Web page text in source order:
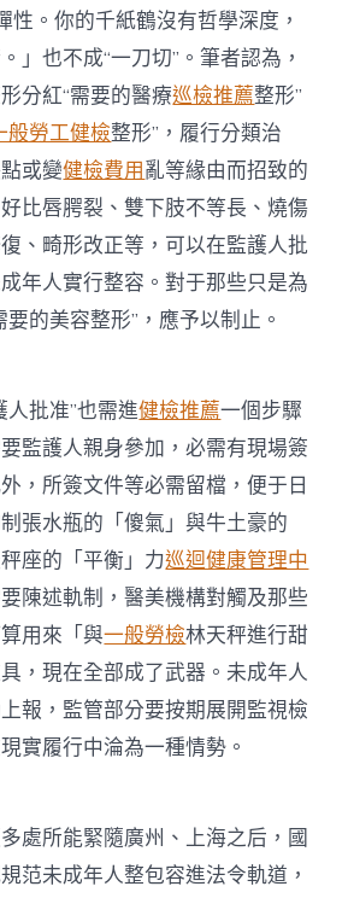
性。你的千紙鶴沒有哲學深度，
」也不成“一刀切”。筆者認為，
分紅“需要的醫療巡檢推薦整形”
般勞工健檢整形”，履行分類治
或變健檢費用亂等緣由而招致的
比唇腭裂、雙下肢不等長、燒傷
、畸形改正等，可以在監護人批
年人實行整容。對于那些只是為
的美容整形”，應予以制止。
批准”也需進健檢推薦一個步驟
監護人親身參加，必需有現場簽
，所簽文件等必需留檔，便于日
張水瓶的「傻氣」與牛土豪的
座的「平衡」力巡迴健康管理中
陳述軌制，醫美機構對觸及那些
用來「與一般勞檢林天秤進行甜
，現在全部成了武器。未成年人
報，監管部分要按期展開監視檢
實履行中淪為一種情勢。
所能緊隨廣州、上海之后，國
范未成年人整包容進法令軌道，